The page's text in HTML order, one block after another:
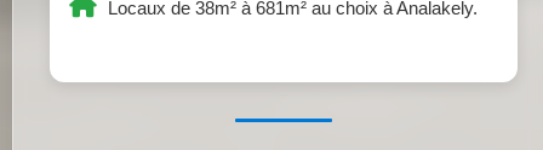
Locaux de 38m² à 681m² au choix à Analakely.